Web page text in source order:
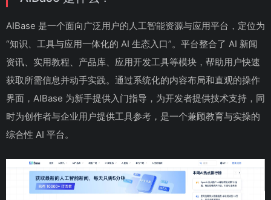
AIBase 是一个面向广泛用户的人工智能资源与应用平台，定位为
“知识、工具与应用一体化的 AI 生态入口”。平台整合了 AI 新闻
资讯、实用教程、产品库、应用开发工具等模块，帮助用户快速
获取所需信息并动手实践。通过系统化的内容布局和直观的操作
界面，AIBase 为新手提供入门指导，为开发者提供技术支持，同
时为创作者与企业用户提供工具参考，是一个兼顾教育与实操的
综合性 AI 平台。